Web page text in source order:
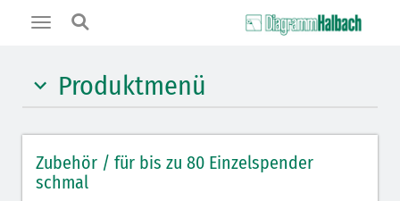
Toggle
Produktmenü
Wandleisten mit dem "Click"
Zubehör / für bis zu 80 Einzelspender
schmal